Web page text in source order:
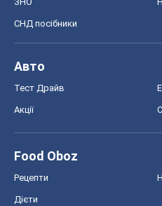
СНД посібники
Авто
Тест Драйв
Акції
Food Oboz
Рецепти
Дієти